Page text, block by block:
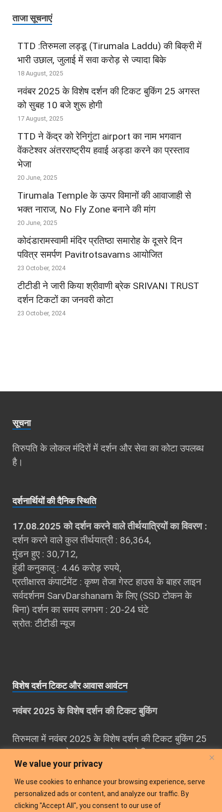
We value your privacy
We use cookies to enhance your browsing experience, serve
personalized ads or content, and analyze our traffic. By
clicking "Accept All", you consent to our use of
ताजा सूचनाएं
TTD :तिरुमला लड्डू (Tirumala Laddu) की बिक्री में
भारी उछाल, जुलाई में सवा करोड़ से ज्‍यादा बिके
18 August, 2025
नवंबर 2025 के विशेष दर्शन की टिकट बुकिंग 25 अगस्‍त
को सुबह 10 बजे शुरू होगी
17 August, 2025
TTD ने केंद्र को रेनिगुंटा airport का नाम भगवान
वेंकटेश्वर अंतरराष्ट्रीय हवाई अड्डा करने का प्रस्ताव
भेजा
20 June, 2025
Tirumala Temple के ऊपर विमानों की आवाजाही से
भक्‍त नाराज, No Fly Zone बनाने की मांग
20 June, 2025
कोदंडारामस्वामी मंदिर प्रतिष्ठा समारोह के दूसरे दिन
पवित्र समर्पण Pavitrotsavams आयोजित
23 October, 2024
टीटीडी ने जारी किया श्रीवाणी ब्रेक SRIVANI TRUST
दर्शन टिकटों का जनवरी कोटा
23 October, 2024
सूचना
तिरुपति के लोकल मंदिरों में दर्शन और सेवा का कोटा उपलब्‍ध
है।
दर्शना‍र्थियों की दैनिक स्थिति
17.08.2025 को दर्शन करने वाले तीर्थयात्रियों का विवरण :
दर्शन करने वाले कुल तीर्थयात्री : 86,364,
मुंडन हुए : 30,712,
हुंडी कनुकालु : 4.46 करोड़ रुपये,
प्रतीक्षारत कंपार्टमेंट : कृष्ण तेजा गेस्ट हाउस के बाहर लाइन
सर्वदर्शनम SarvDarshanam के लिए (SSD टोकन के
बिना) दर्शन का समय लगभग : 20-24 घंटे
स्रोत: टीटीडी न्यूज
विशेष दर्शन टिकट और आवास आवंटन
नवंबर 2025 के विशेष दर्शन की टिकट बुकिंग
तिरुमला में नवंबर 2025 के विशेष दर्शन की टिकट बुकिंग 25
अगस्‍त 2025 को सुबह 10 बजे शुरू होगी।
नवंबर माह का आवास कोटा 25 अगस्‍त 2025 को दोपहर 3
बजे उपलध होगा।